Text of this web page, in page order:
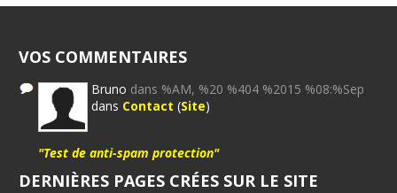
VOS COMMENTAIRES
Bruno dans %AM, %20 %404 %2015 %08:%Sep
dans Contact (Site)
"Test de anti-spam protection"
DERNIÈRES PAGES CRÉES SUR LE SITE